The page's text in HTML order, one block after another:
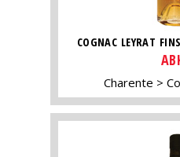
COGNAC LEYRAT
Charente